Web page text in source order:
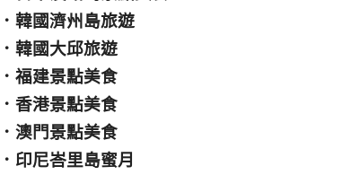
．韓國濟州島旅遊
．韓國大邱旅遊
．福建景點美食
．香港景點美食
．澳門景點美食
． 印尼峇里島蜜月